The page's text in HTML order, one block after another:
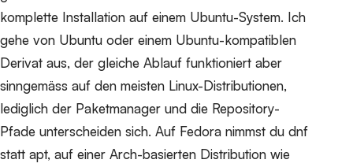
komplette Installation auf einem Ubuntu-System. Ich
gehe von Ubuntu oder einem Ubuntu-kompatiblen
Derivat aus, der gleiche Ablauf funktioniert aber
sinngemäss auf den meisten Linux-Distributionen,
lediglich der Paketmanager und die Repository-
Pfade unterscheiden sich. Auf Fedora nimmst du dnf
statt apt, auf einer Arch-basierten Distribution wie